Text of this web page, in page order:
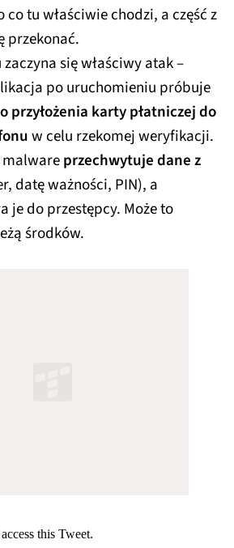
co tu właściwie chodzi, a część z
przekonać.
się właściwy atak –
po uruchomieniu próbuje
przyłożenia karty płatniczej do
w celu rzekomej weryfikacji.
przechwytuje dane z
datę ważności, PIN), a
je do przestępcy. Może to
środków.
this Tweet.